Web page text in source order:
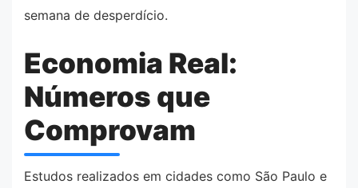
semana de desperdício.
Economia Real:
Números que
Comprovam
Estudos realizados em cidades como São Paulo e